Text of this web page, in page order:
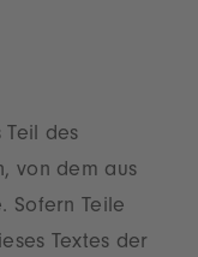
Teil des
von dem aus
Sofern Teile
Textes der